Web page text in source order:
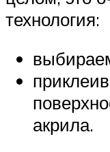
технология:
акрила.